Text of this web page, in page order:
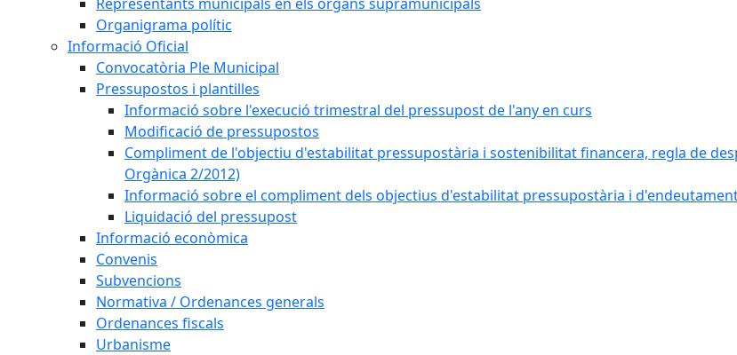
Organigrama polític
Informació Oficial
Convocatòria Ple Municipal
Pressupostos i plantilles
Informació sobre l'execució trimestral del pressupost de l'any en curs
Modificació de pressupostos
Compliment de l'objectiu d'estabilitat pressupostària i sostenibilitat financera, regla de
Orgànica 2/2012)
Informació sobre el compliment dels objectius d'estabilitat pressupostària i
Liquidació del pressupost
Informació econòmica
Convenis
Subvencions
Normativa / Ordenances generals
Ordenances fiscals
Urbanisme